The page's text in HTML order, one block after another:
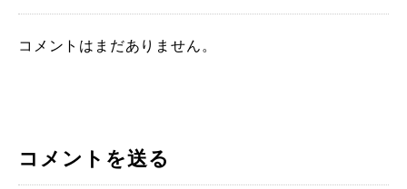
コメントはまだありません。
コメントを送る